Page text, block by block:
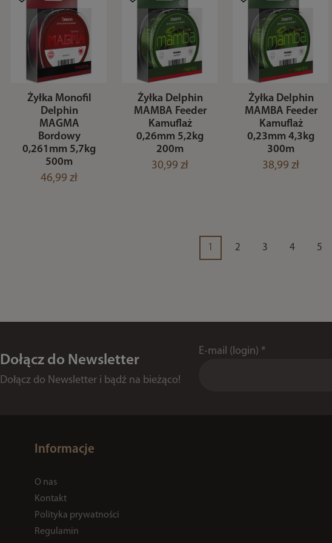
Żyłka Monofil
Delphin
MAGMA
Bordowy
0,261mm 5,7kg
500m
46,99 zł
Żyłka Delphin
MAMBA Feeder
Kamuflaż
0,26mm 5,2kg
200m
30,99 zł
Żyłka Delphin
MAMBA Feeder
Kamuflaż
0,23mm 4,3kg
300m
38,99 zł
1 2 3 4 5
Dołącz do Newsletter
Dołącz do Newsletter i bądź na bieżąco!
E-mail (login) *
Informacje
O nas
Kontakt
Polityka prywatności
Regulamin